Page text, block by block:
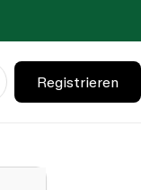
Registrieren